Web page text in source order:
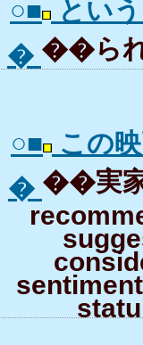
○■ とい
� ��ら
○■ この
� ��実